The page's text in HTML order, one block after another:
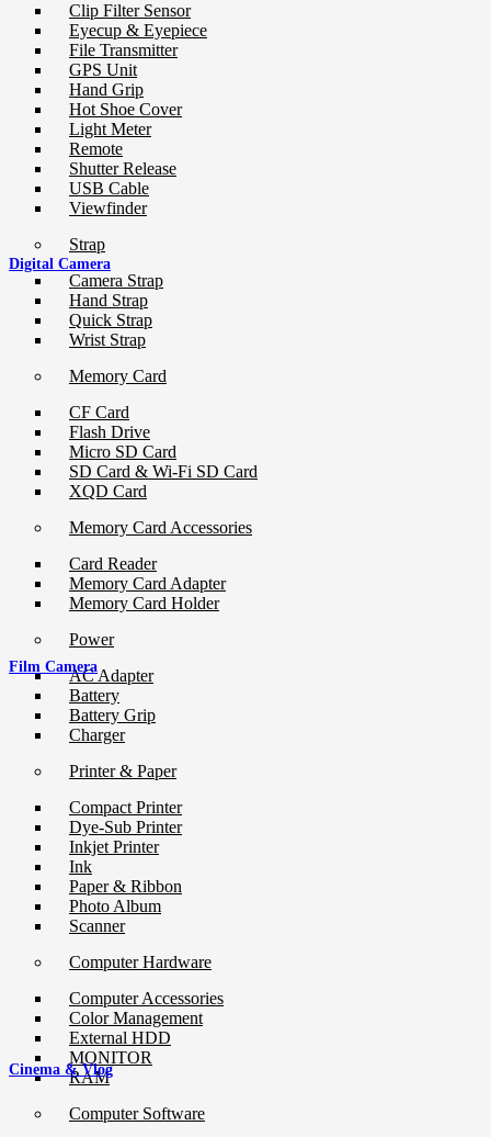
Clip Filter Sensor
Eyecup & Eyepiece
File Transmitter
GPS Unit
Hand Grip
Hot Shoe Cover
Light Meter
Remote
Shutter Release
USB Cable
Viewfinder
Strap
Camera Strap
Hand Strap
Quick Strap
Wrist Strap
Memory Card
CF Card
Flash Drive
Micro SD Card
SD Card & Wi-Fi SD Card
XQD Card
Memory Card Accessories
Card Reader
Memory Card Adapter
Memory Card Holder
Power
AC Adapter
Battery
Battery Grip
Charger
Printer & Paper
Compact Printer
Dye-Sub Printer
Inkjet Printer
Ink
Paper & Ribbon
Photo Album
Scanner
Computer Hardware
Computer Accessories
Color Management
External HDD
MONITOR
RAM
Computer Software
Digital Camera
Film Camera
Cinema & Vlog